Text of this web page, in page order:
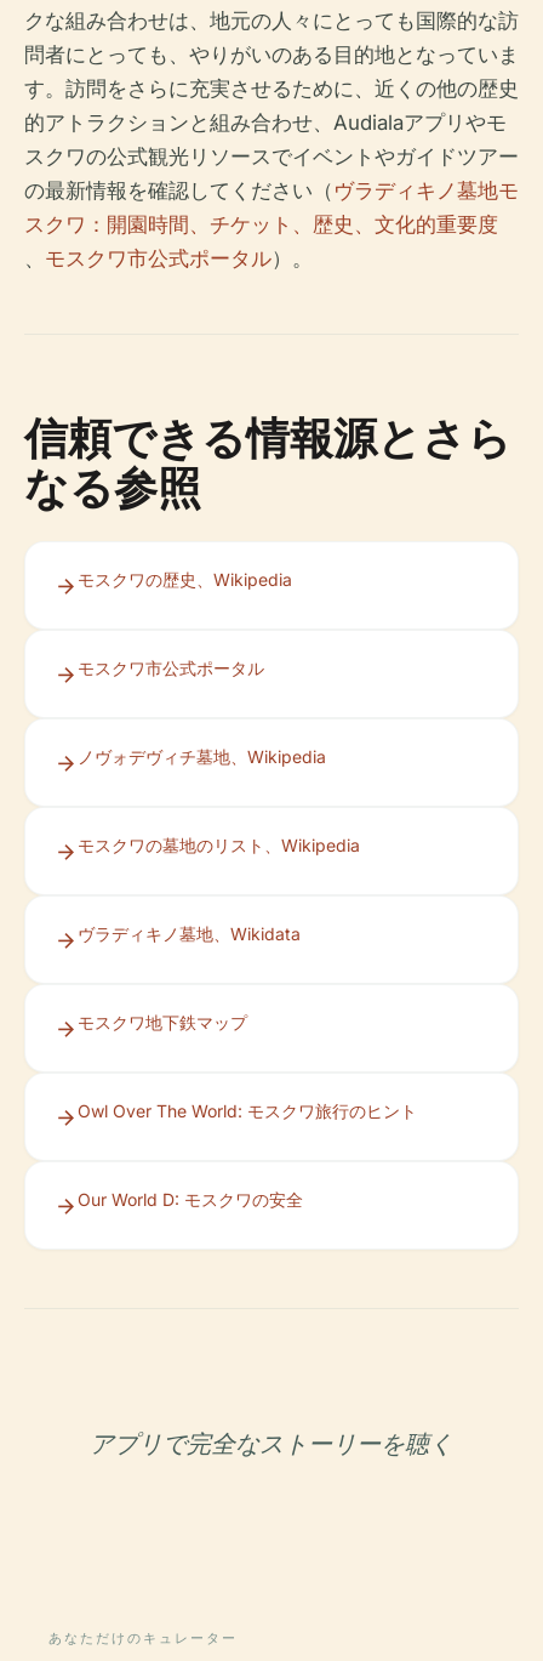
クな組み合わせは、地元の人々にとっても国際的な訪
問者にとっても、やりがいのある目的地となっていま
す。訪問をさらに充実させるために、近くの他の歴史
的アトラクションと組み合わせ、Audialaアプリやモ
スクワの公式観光リソースでイベントやガイドツアー
の最新情報を確認してください（ ヴラディキノ墓地モ
スクワ：開園時間、チケット、歴史、文化的重要度
、 モスクワ市公式ポータル）。
信頼できる情報源とさら
なる参照
モスクワの歴史、Wikipedia
モスクワ市公式ポータル
ノヴォデヴィチ墓地、Wikipedia
モスクワの墓地のリスト、Wikipedia
ヴラディキノ墓地、Wikidata
モスクワ地下鉄マップ
Owl Over The World: モスクワ旅行のヒント
Our World D: モスクワの安全
アプリで完全なストーリーを聴く
あなただけのキュレーター